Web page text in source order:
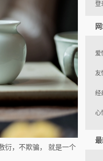
衍，不欺骗， 就是一个
登
爱
友
经
心